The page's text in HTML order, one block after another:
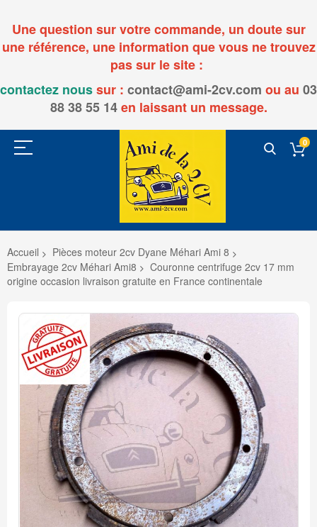
Une question sur votre commande, un doute sur
une référence, une information que vous ne trouvez
pas sur le site :
contactez noussur : contact@ami-2cv.com ou au 03
88 38 55 14en laissant un message.
0
Accueil
Pièces moteur 2cv Dyane Méhari Ami 8
Embrayage 2cv Méhari Ami8
Couronne centrifuge 2cv 17 mm
origine occasion livraison gratuite en France continentale
Passer
fin
de
galerie
d’images